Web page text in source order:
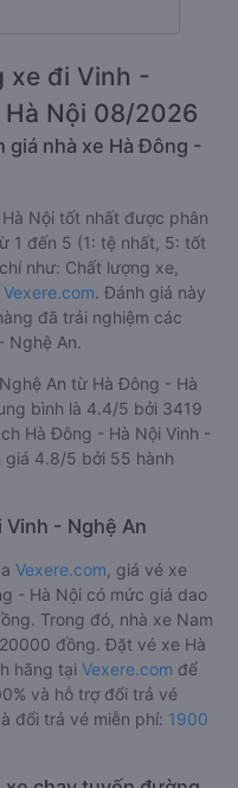
xe đi Vinh -
Nội 08/2026
giá nhà xe Hà Đông -
Nội tốt nhất được phân
1 đến 5 (1: tệ nhất, 5: tốt
như: Chất lượng xe,
Vexere.com. Đánh giá này
đã trải nghiệm các
Nghệ An.
An từ Hà Đông - Hà
bình là 4.4/5 bởi 3419
Hà Đông - Hà Nội Vinh -
4.8/5 bởi 55 hành
Vinh - Nghệ An
Vexere.com , giá vé xe
- Hà Nội có mức giá dao
Trong đó, nhà xe Nam
đồng. Đặt vé xe Hà
hãng tại Vexere.com để
và hỗ trợ đổi trả vé
đổi trả vé miễn phí: 1900